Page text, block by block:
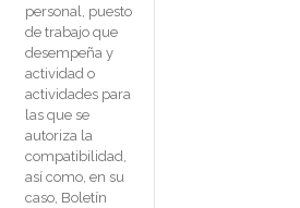
personal, puesto
de trabajo que
desempeña y
actividad o
actividades para
las que se
autoriza la
compatibilidad,
así como, en su
caso, Boletín